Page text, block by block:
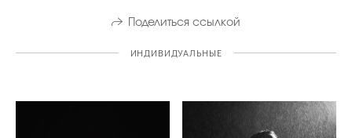
Поделиться ссылкой
ИНДИВИДУАЛЬНЫЕ